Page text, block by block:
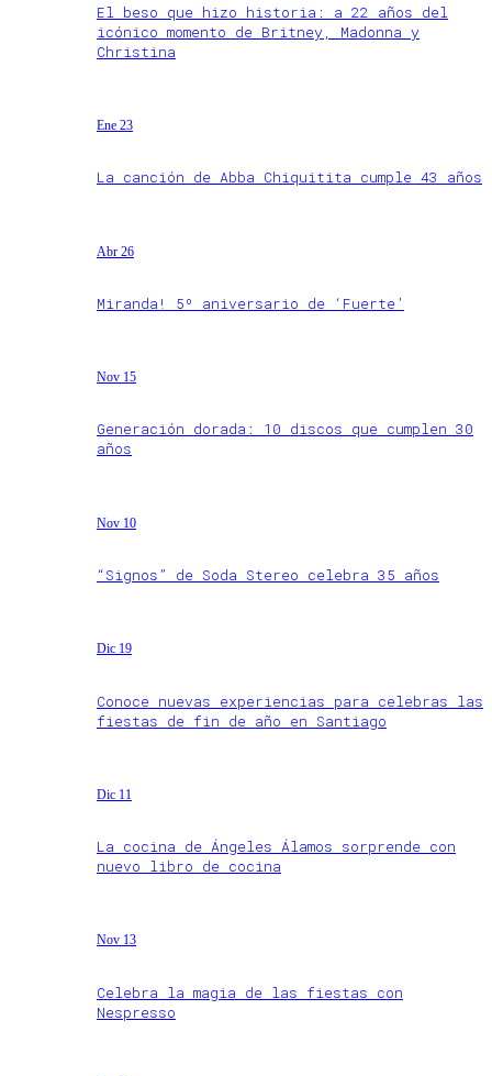
El beso que hizo historia: a 22 años del
icónico momento de Britney, Madonna y
Christina
Ene 23
La canción de Abba Chiquitita cumple 43 años
Abr 26
Miranda! 5º aniversario de ‘Fuerte’
Nov 15
Generación dorada: 10 discos que cumplen 30
años
Nov 10
“Signos” de Soda Stereo celebra 35 años
Dic 19
Conoce nuevas experiencias para celebras las
fiestas de fin de año en Santiago
Dic 11
La cocina de Ángeles Álamos sorprende con
nuevo libro de cocina
Nov 13
Celebra la magia de las fiestas con
Nespresso